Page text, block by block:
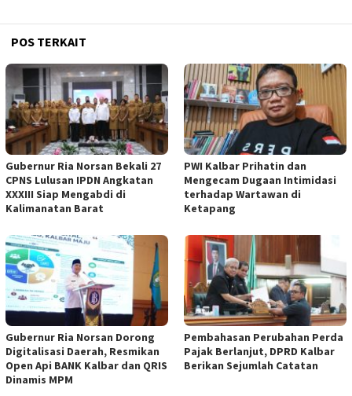
POS TERKAIT
Gubernur Ria Norsan Bekali 27
CPNS Lulusan IPDN Angkatan
XXXIII Siap Mengabdi di
Kalimanatan Barat
PWI Kalbar Prihatin dan
Mengecam Dugaan Intimidasi
terhadap Wartawan di
Ketapang
Gubernur Ria Norsan Dorong
Digitalisasi Daerah, Resmikan
Open Api BANK Kalbar dan QRIS
Dinamis MPM
Pembahasan Perubahan Perda
Pajak Berlanjut, DPRD Kalbar
Berikan Sejumlah Catatan